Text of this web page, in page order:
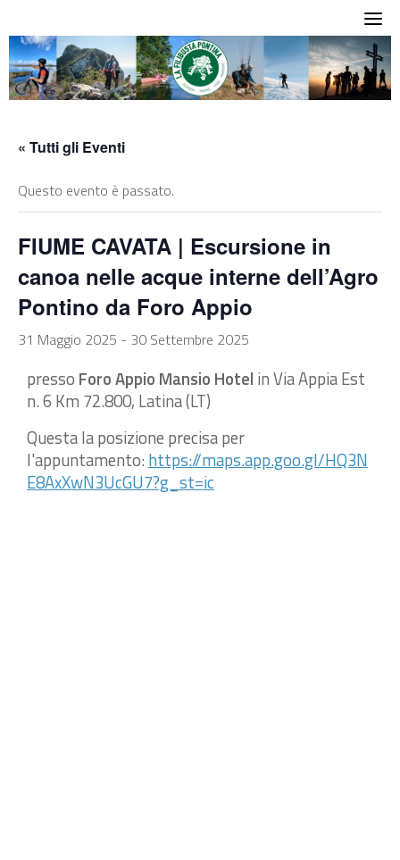
to
content
« Tutti gli Eventi
Questo evento è passato.
FIUME CAVATA | Escursione in
canoa nelle acque interne dell’Agro
Pontino da Foro Appio
31 Maggio 2025 - 30 Settembre 2025
presso Foro Appio Mansio Hotel in Via Appia Est
n. 6 Km 72.800, Latina (LT)
Questa la posizione precisa per
l'appuntamento: https://maps.app.goo.gl/HQ3N
E8AxXwN3UcGU7?g_st=ic